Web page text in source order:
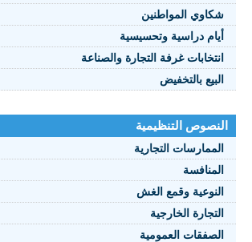
المواطنين
دراسية وتحسيسية
غرفة التجارة والصناعة
بالتخفيض
التنظيمية
التجارية
وقمع الغش
الخارجية
العمومية